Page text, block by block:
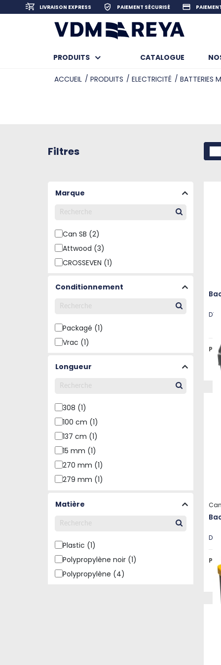
LIVRAISON EXPRESS PAIEMENT SÉCURISÉ
PRODUITS CATALOGUE
ACCUEIL PRODUITS ELECTRICITÉ BATTERIES
Filtres
Marque
Can SB (2)
Attwood (3)
CROSSEVEN (1)
Conditionnement
Packagé (1)
Vrac (1)
Longueur
308 (1)
100 cm (1)
137 cm (1)
15 mm (1)
270 mm (1)
279 mm (1)
410 mm (1)
Matière
Plastic (1)
Polypropylène noir (1)
Polypropylène (4)